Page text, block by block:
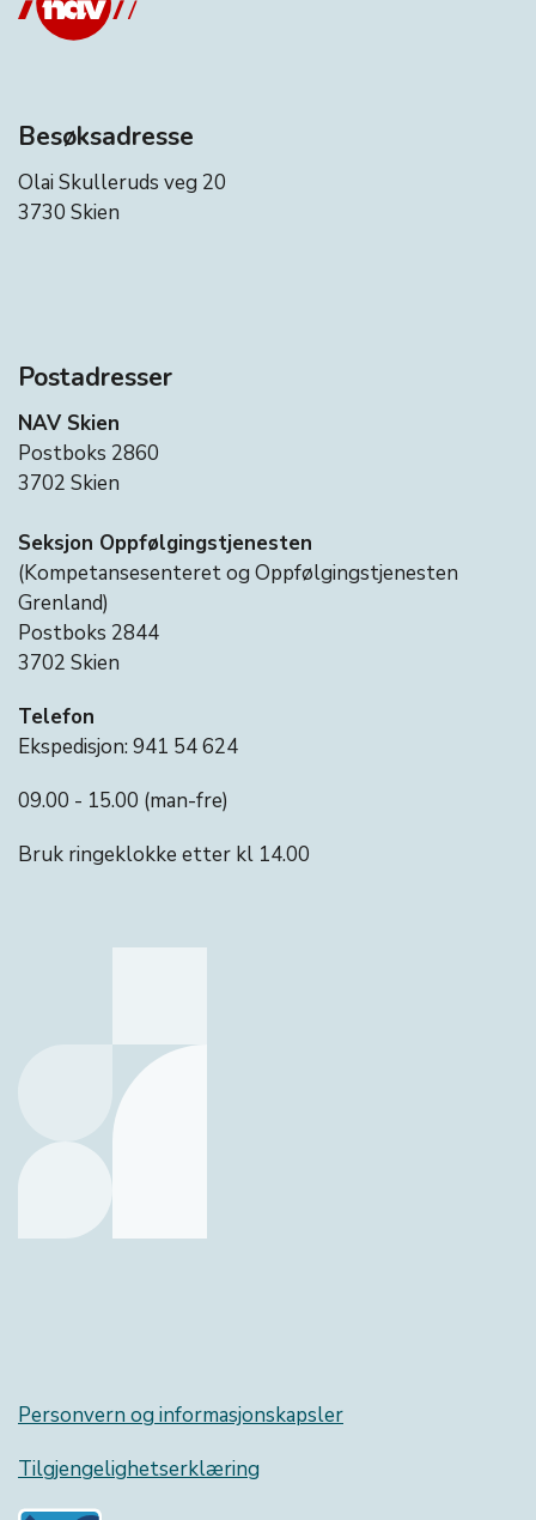
Besøksadresse
Olai Skulleruds veg 20
3730 Skien
Postadresser
NAV Skien
Postboks 2860
3702 Skien
Seksjon Oppfølgingstjenesten
(Kompetansesenteret og Oppfølgingstjenesten
Grenland)
Postboks 2844
3702 Skien
Telefon
Ekspedisjon: 941 54 624
09.00 - 15.00 (man-fre)
Bruk ringeklokke etter kl 14.00
Personvern og informasjonskapsler
Tilgjengelighetserklæring